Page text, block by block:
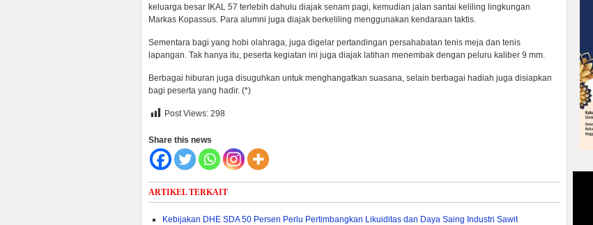
keluarga besar IKAL 57 terlebih dahulu diajak senam pagi, kemudian jalan santai keliling lingkungan
Markas Kopassus. Para alumni juga diajak berkeliling menggunakan kendaraan taktis.
Sementara bagi yang hobi olahraga, juga digelar pertandingan persahabatan tenis meja dan tenis
lapangan. Tak hanya itu, peserta kegiatan ini juga diajak latihan menembak dengan peluru kaliber 9 mm.
Berbagai hiburan juga disuguhkan untuk menghangatkan suasana, selain berbagai hadiah juga disiapkan
bagi peserta yang hadir. (*)
Post Views: 298
Share this news
ARTIKEL TERKAIT
Kebijakan DHE SDA 50 Persen Perlu Pertimbangkan Likuiditas dan Daya Saing Industri Sawit